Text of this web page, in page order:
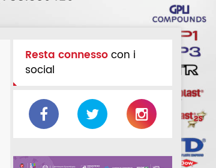
Resta connessocon i
social